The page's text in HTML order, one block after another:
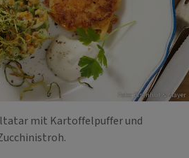
Foto: Eisenhut & Mayer
mit Kartoffelpuffer und